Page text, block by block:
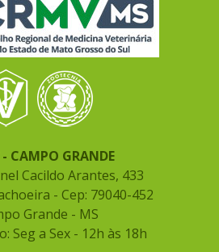
CAMPO GRANDE
Cacildo Arantes, 433
- Cep: 79040-452
Grande - MS
Seg a Sex - 12h às 18h